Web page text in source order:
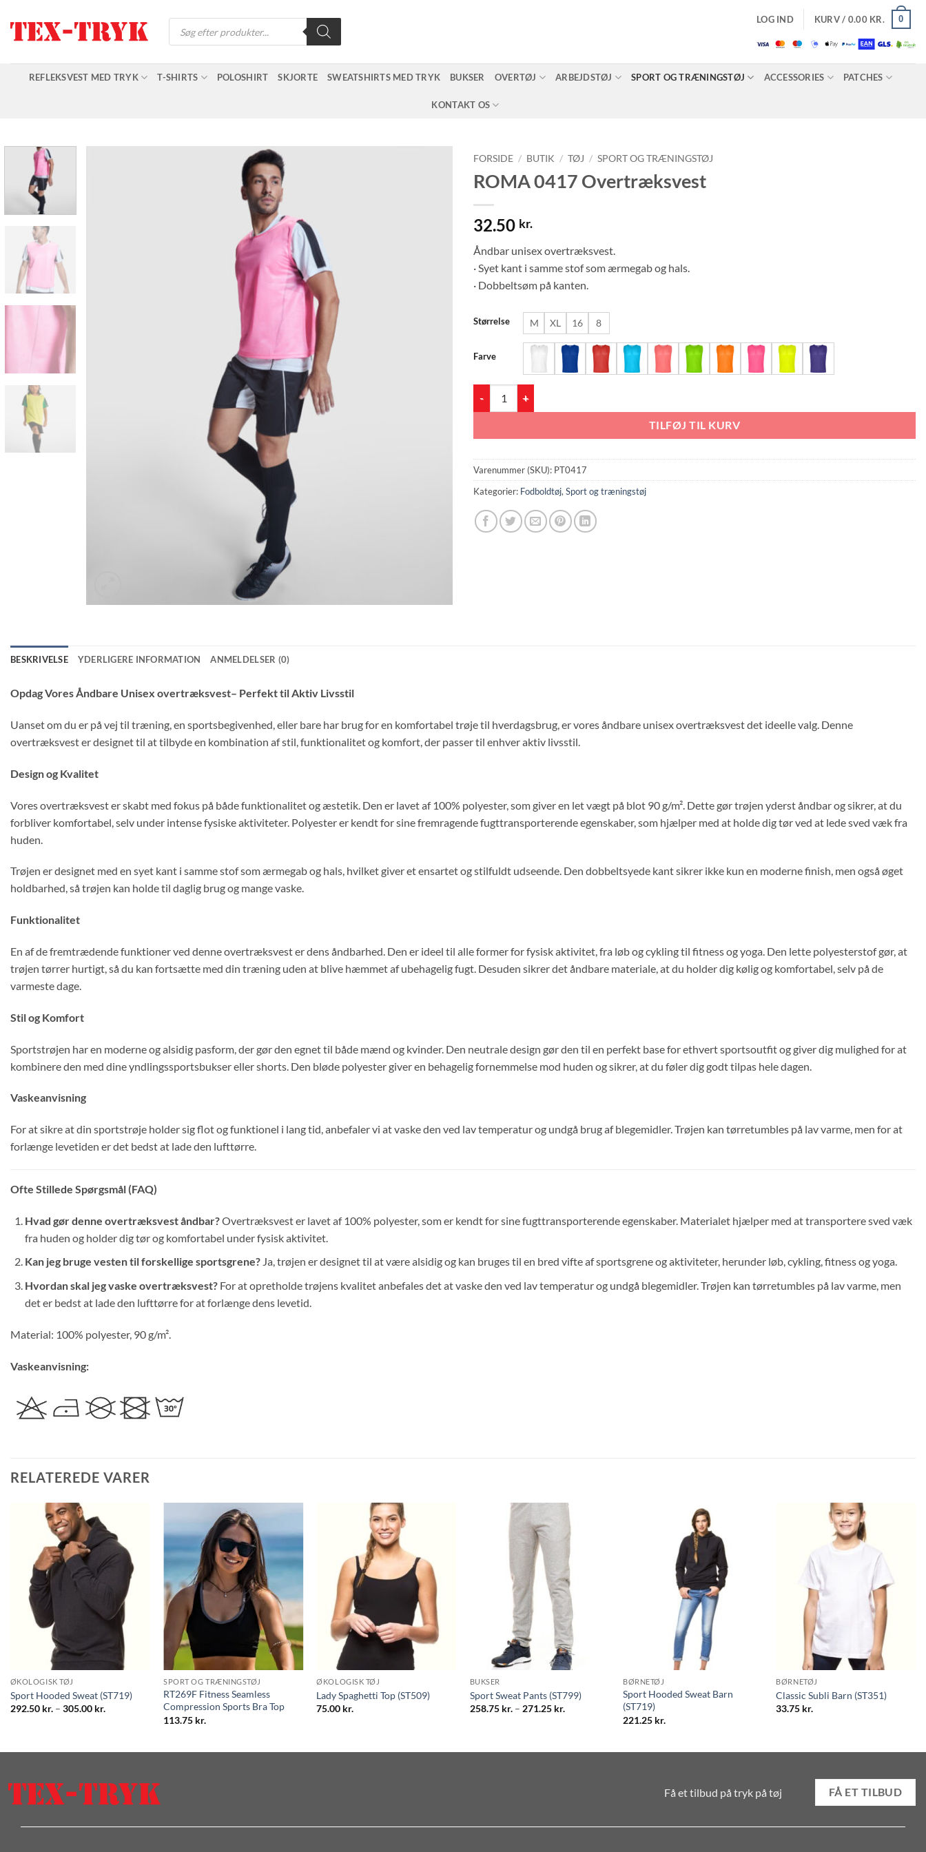
indhold
Products
search
LOG IND KURV / 0.00 KR. 0
REFLEKSVEST MED TRYK T-SHIRTS POLOSHIRT SKJORTE SWEATSHIRTS MED TRYK BUKSER OVERTØJ ARBEJDSTØJ SPORT OG TRÆNINGSTØJ ACCESSORIES PATCHES
KONTAKT OS
FORSIDE / BUTIK / TØJ / SPORT OG TRÆNINGSTØJ
ROMA 0417 Overtræksvest
32.50 kr.
Åndbar unisex overtræksvest.
· Syet kant i samme stof som ærmegab og hals.
· Dobbeltsøm på kanten.
Størrelse M XL 16 8
Farve
TILFØJ TIL KURV
Varenummer (SKU): PT0417
Kategorier: Fodboldtøj, Sport og træningstøj
BESKRIVELSE YDERLIGERE INFORMATION ANMELDELSER (0)
Opdag Vores Åndbare Unisex overtræksvest– Perfekt til Aktiv Livsstil
Uanset om du er på vej til træning, en sportsbegivenhed, eller bare har brug for en komfortabel trøje til hverdagsbrug, er vores åndbare unisex overtræksvest det ideelle valg. Denne
overtræksvest er designet til at tilbyde en kombination af stil, funktionalitet og komfort, der passer til enhver aktiv livsstil.
Design og Kvalitet
Vores overtræksvest er skabt med fokus på både funktionalitet og æstetik. Den er lavet af 100% polyester, som giver en let vægt på blot 90 g/m². Dette gør trøjen yderst åndbar og sikrer, at du
forbliver komfortabel, selv under intense fysiske aktiviteter. Polyester er kendt for sine fremragende fugttransporterende egenskaber, som hjælper med at holde dig tør ved at lede sved væk fra
huden.
Trøjen er designet med en syet kant i samme stof som ærmegab og hals, hvilket giver et ensartet og stilfuldt udseende. Den dobbeltsyede kant sikrer ikke kun en moderne finish, men også øget
holdbarhed, så trøjen kan holde til daglig brug og mange vaske.
Funktionalitet
En af de fremtrædende funktioner ved denne overtræksvest er dens åndbarhed. Den er ideel til alle former for fysisk aktivitet, fra løb og cykling til fitness og yoga. Den lette polyesterstof gør, at
trøjen tørrer hurtigt, så du kan fortsætte med din træning uden at blive hæmmet af ubehagelig fugt. Desuden sikrer det åndbare materiale, at du holder dig kølig og komfortabel, selv på de
varmeste dage.
Stil og Komfort
Sportstrøjen har en moderne og alsidig pasform, der gør den egnet til både mænd og kvinder. Den neutrale design gør den til en perfekt base for ethvert sportsoutfit og giver dig mulighed for at
kombinere den med dine yndlingssportsbukser eller shorts. Den bløde polyester giver en behagelig fornemmelse mod huden og sikrer, at du føler dig godt tilpas hele dagen.
Vaskeanvisning
For at sikre at din sportstrøje holder sig flot og funktionel i lang tid, anbefaler vi at vaske den ved lav temperatur og undgå brug af blegemidler. Trøjen kan tørretumbles på lav varme, men for at
forlænge levetiden er det bedst at lade den lufttørre.
Ofte Stillede Spørgsmål (FAQ)
Hvad gør denne overtræksvest åndbar?Overtræksvest er lavet af 100% polyester, som er kendt for sine fugttransporterende egenskaber. Materialet hjælper med at transportere sved væk
fra huden og holder dig tør og komfortabel under fysisk aktivitet.
Kan jeg bruge vesten til forskellige sportsgrene?Ja, trøjen er designet til at være alsidig og kan bruges til en bred vifte af sportsgrene og aktiviteter, herunder løb, cykling, fitness og yoga.
Hvordan skal jeg vaske overtræksvest?For at opretholde trøjens kvalitet anbefales det at vaske den ved lav temperatur og undgå blegemidler. Trøjen kan tørretumbles på lav varme, men
det er bedst at lade den lufttørre for at forlænge dens levetid.
Material: 100% polyester, 90 g/m².
Vaskeanvisning:
RELATEREDE VARER
ØKOLOGISK TØJ
Sport Hooded Sweat (ST719)
292.50 kr. – 305.00 kr.
SPORT OG TRÆNINGSTØJ
RT269F Fitness Seamless
Compression Sports Bra Top
113.75 kr.
ØKOLOGISK TØJ
Lady Spaghetti Top (ST509)
75.00 kr.
BUKSER
Sport Sweat Pants (ST799)
258.75 kr. – 271.25 kr.
BØRNETØJ
Sport Hooded Sweat Barn
(ST719)
221.25 kr.
BØRNETØJ
Classic Subli Barn (ST351)
33.75 kr.
Få et tilbud på tryk på tøj FÅ ET TILBUD